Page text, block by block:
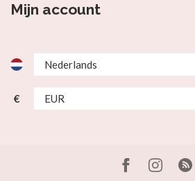
Mijn account
€